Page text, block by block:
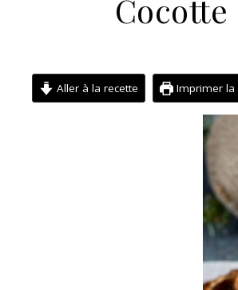
Cocotte
Aller à la recette Imprimer la